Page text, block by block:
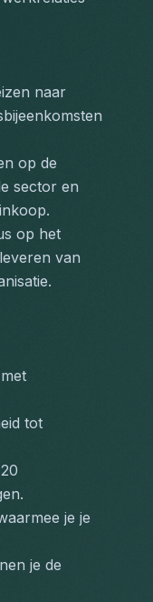
naar
op de
sector en
op het
van
tot
je je
je de